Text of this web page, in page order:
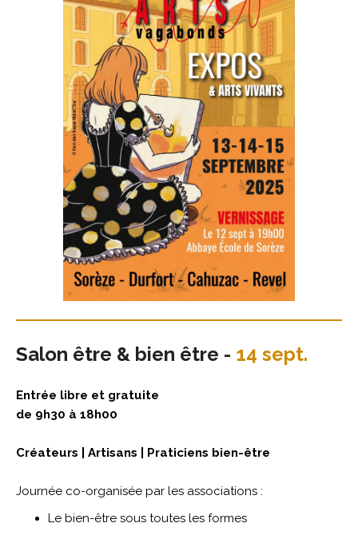
Salon être & bien être - 14 sept.
Entrée libre et gratuite
de 9h30 à 18h00
Créateurs | Artisans | Praticiens bien-être
Journée co-organisée par les associations :
Le bien-être sous toutes les formes